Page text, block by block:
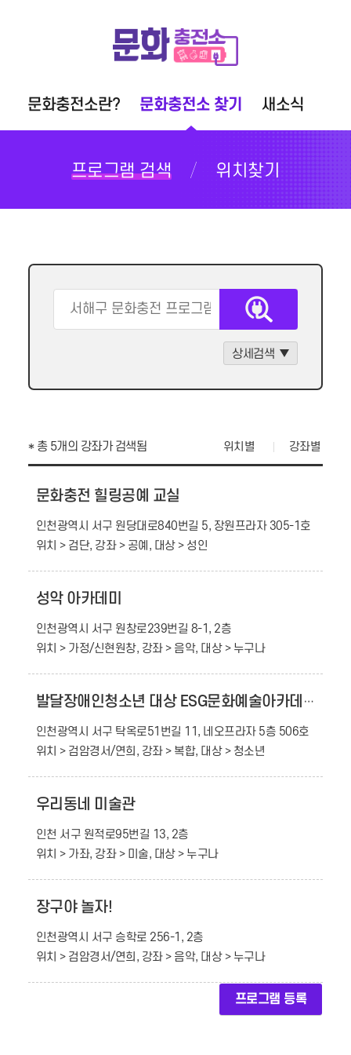
문화충전소란? 문화충전소 찾기
프로그램 검색 위치찾기
새소식
상세검색
* 총 5개의 강좌가 검색됨 위치별 강좌별
문화충전 힐링공예 교실
인천광역시 서구 원당대로840번길 5, 장원프라자 305-1호
위치 > 검단, 강좌 > 공예, 대상 > 성인
성악 아카데미
인천광역시 서구 원창로239번길 8-1, 2층
위치 > 가정/신현원창, 강좌 > 음악, 대상 > 누구나
발달장애인청소년 대상 ESG문화예술아카데미
인천광역시 서구 탁옥로51번길 11, 네오프라자 5층 506호
위치 > 검암경서/연희, 강좌 > 복합, 대상 > 청소년
우리동네 미술관
인천 서구 원적로95번길 13, 2층
위치 > 가좌, 강좌 > 미술, 대상 > 누구나
장구야 놀자!
인천광역시 서구 승학로 256-1, 2층
위치 > 검암경서/연희, 강좌 > 음악, 대상 > 누구나
프로그램 등록